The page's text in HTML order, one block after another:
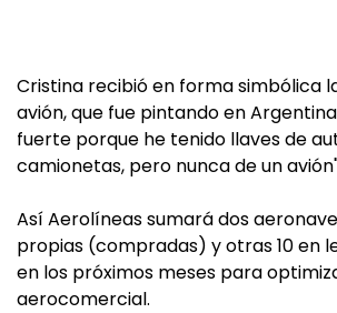
Cristina recibió en forma simbólica
avión, que fue pintando en
fuerte porque he tenido llaves de
camionetas, pero nunca de un
Así Aerolíneas sumará dos
propias (compradas) y otras 10 en
en los próximos meses para
aerocomercial.